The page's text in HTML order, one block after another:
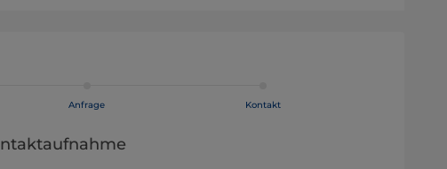
Anfrage Kontakt